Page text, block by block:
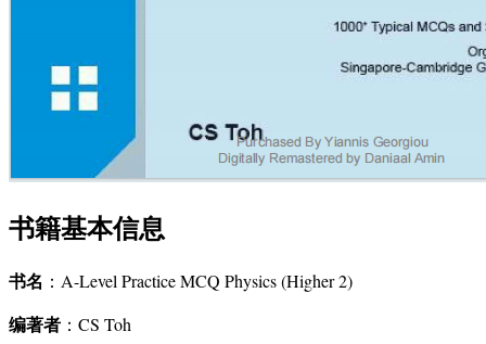
书籍基本信息
书名 ：A-Level Practice MCQ Physics (Higher 2)
编著者 ：CS Toh